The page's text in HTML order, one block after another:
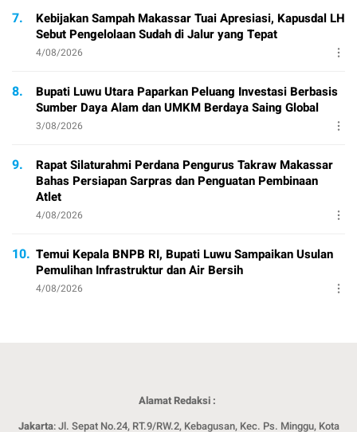
7.
Kebijakan Sampah Makassar Tuai Apresiasi, Kapusdal LH
Sebut Pengelolaan Sudah di Jalur yang Tepat
4/08/2026
8.
Bupati Luwu Utara Paparkan Peluang Investasi Berbasis
Sumber Daya Alam dan UMKM Berdaya Saing Global
3/08/2026
9.
Rapat Silaturahmi Perdana Pengurus Takraw Makassar
Bahas Persiapan Sarpras dan Penguatan Pembinaan
Atlet
4/08/2026
10. Temui Kepala BNPB RI, Bupati Luwu Sampaikan Usulan
Pemulihan Infrastruktur dan Air Bersih
4/08/2026
Alamat Redaksi :
Jakarta: Jl. Sepat No.24, RT.9/RW.2, Kebagusan, Kec. Ps. Minggu, Kota